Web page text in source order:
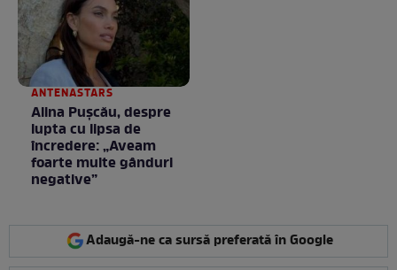
ANTENASTARS
Alina Pușcău, despre
lupta cu lipsa de
încredere: „Aveam
foarte multe gânduri
negative”
Adaugă-ne ca sursă preferată în Google